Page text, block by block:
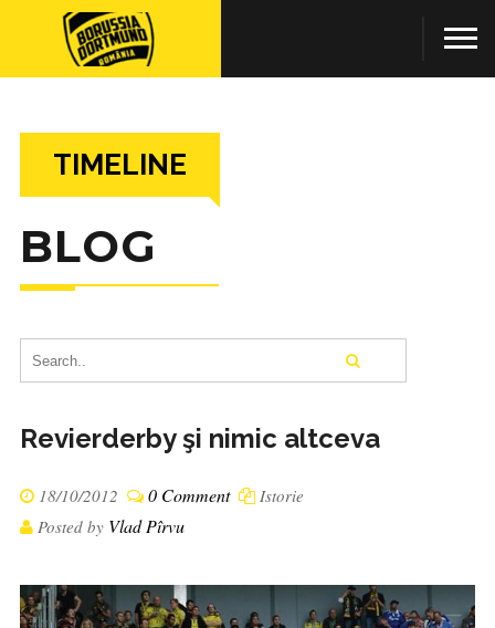
TIMELINE
BLOG
Revierderby şi nimic altceva
18/10/2012 0 Comment
Istorie
Posted by Vlad Pîrvu